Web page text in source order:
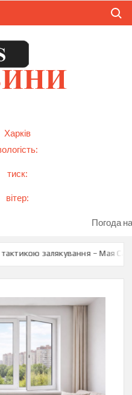
Харків
тиск:
вітер:
Погода
залякування – Мая Санду